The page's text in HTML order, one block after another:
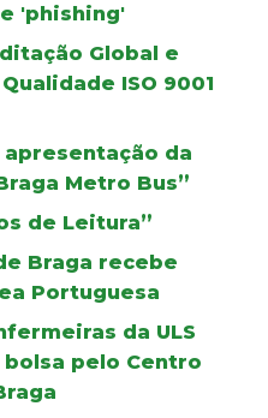
'phishing'
Global e
ISO 9001
apresentação da
Metro Bus”
de Leitura”
Braga recebe
Portuguesa
da ULS
pelo Centro